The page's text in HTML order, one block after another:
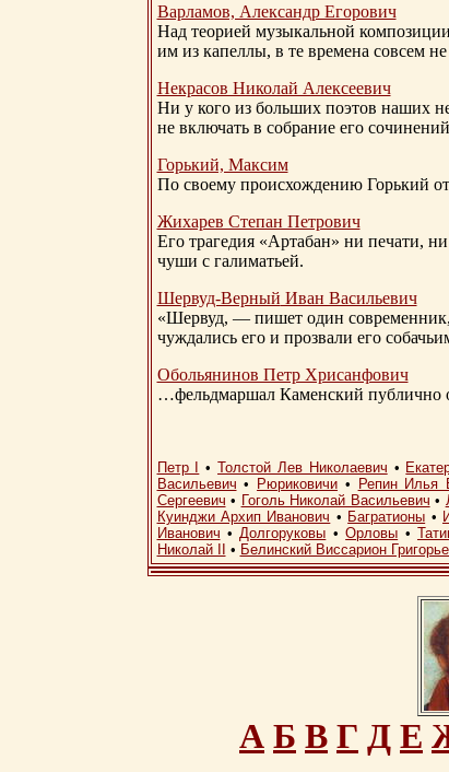
Варламов, Александр Егорович
Над теорией музыкальной
им из капеллы, в те времена совсем
Некрасов Николай Алексеевич
Ни у кого из больших поэтов наших
не включать в собрание его
Горький, Максим
По своему происхождению Горький
Жихарев Степан Петрович
Его трагедия «Артабан» ни печати,
чуши с галиматьей.
Шервуд-Верный Иван Васильевич
«Шервуд, — пишет один
чуждались его и прозвали его
Обольянинов Петр Хрисанфович
…фельдмаршал Каменский публично
Петр I •Толстой Лев Николаевич •
Васильевич • Рюриковичи • Репин Илья
Сергеевич • Гоголь Николай Васильевич •
Куинджи Архип Иванович • Багратионы •
Иванович • Долгоруковы •Орловы •
Николай II • Белинский Виссарион
А Б В Г Д Е